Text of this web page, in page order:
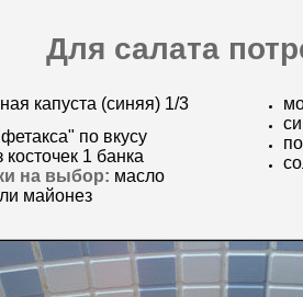
Для салата
капуста (синяя) 1/3
по вкусу
1 банка
на выбор: масло
майонез